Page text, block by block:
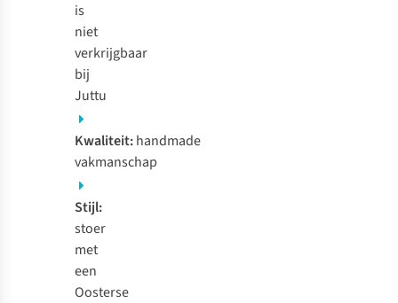
is
niet
verkrijgbaar
bij
Juttu
Kwaliteit:handmade
vakmanschap
Stijl:
stoer
met
een
Oosterse